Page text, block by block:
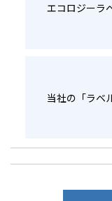
エコロジーラ
当社の「ラベ